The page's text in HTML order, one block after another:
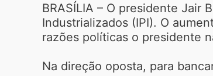
BRASÍLIA – O presidente Jair
Industrializados (IPI). O
razões políticas o presidente
Na direção oposta, para